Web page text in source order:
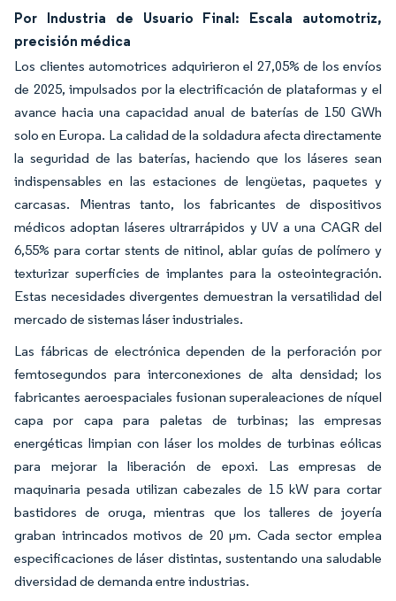
Por Industria de Usuario Final: Escala automotriz,
precisión médica
Los clientes automotrices adquirieron el 27,05% de los envíos
de 2025, impulsados por la electrificación de plataformas y el
avance hacia una capacidad anual de baterías de 150 GWh
solo en Europa. La calidad de la soldadura afecta directamente
la seguridad de las baterías, haciendo que los láseres sean
indispensables en las estaciones de lengüetas, paquetes y
carcasas. Mientras tanto, los fabricantes de dispositivos
médicos adoptan láseres ultrarrápidos y UV a una CAGR del
6,55% para cortar stents de nitinol, ablar guías de polímero y
texturizar superficies de implantes para la osteointegración.
Estas necesidades divergentes demuestran la versatilidad del
mercado de sistemas láser industriales.
Las fábricas de electrónica dependen de la perforación por
femtosegundos para interconexiones de alta densidad; los
fabricantes aeroespaciales fusionan superaleaciones de níquel
capa por capa para paletas de turbinas; las empresas
energéticas limpian con láser los moldes de turbinas eólicas
para mejorar la liberación de epoxi. Las empresas de
maquinaria pesada utilizan cabezales de 15 kW para cortar
bastidores de oruga, mientras que los talleres de joyería
graban intrincados motivos de 20 µm. Cada sector emplea
especificaciones de láser distintas, sustentando una saludable
diversidad de demanda entre industrias.